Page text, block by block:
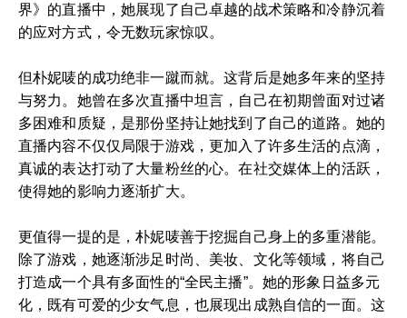
界》的直播中，她展现了自己卓越的战术策略和冷静沉着
的应对方式，令无数玩家惊叹。
但朴妮唛的成功绝非一蹴而就。这背后是她多年来的坚持
与努力。她曾在多次直播中坦言，自己在初期曾面对过诸
多困难和质疑，是那份坚持让她找到了自己的道路。她的
直播内容不仅仅局限于游戏，更加入了许多生活的点滴，
真诚的表达打动了大量粉丝的心。在社交媒体上的活跃，
使得她的影响力逐渐扩大。
更值得一提的是，朴妮唛善于挖掘自己身上的多重潜能。
除了游戏，她逐渐涉足时尚、美妆、文化等领域，将自己
打造成一个具有多面性的“全民主播”。她的形象日益多元
化，既有可爱的少女气息，也展现出成熟自信的一面。这